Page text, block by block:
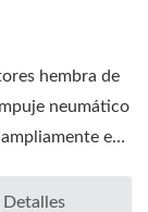
hembra de
neumático
en
Detalles